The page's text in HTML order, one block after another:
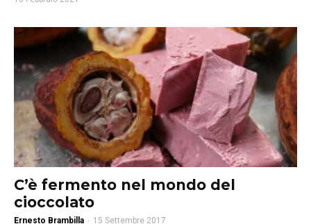
C’è fermento nel mondo del
cioccolato
Ernesto Brambilla - 15 Settembre 2017